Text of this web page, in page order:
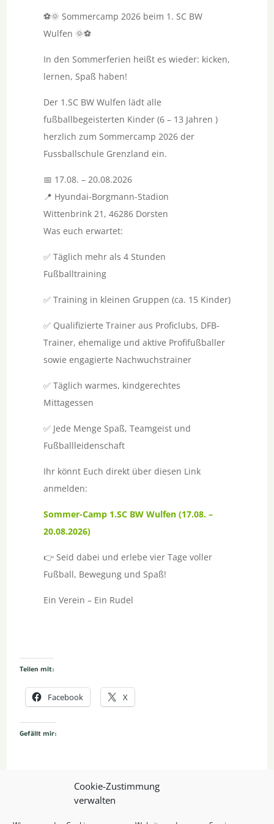
Cookie-Zustimmung
verwalten
⚽🌞 Sommercamp 2026 beim 1. SC BW
Wulfen 🌞⚽
In den Sommerferien heißt es wieder: kicken,
lernen, Spaß haben!
Der 1.SC BW Wulfen lädt alle
fußballbegeisterten Kinder (6 – 13 Jahren )
herzlich zum Sommercamp 2026 der
Fussballschule Grenzland ein.
📅 17.08. – 20.08.2026
📍 Hyundai-Borgmann-Stadion
Wittenbrink 21, 46286 Dorsten
Was euch erwartet:
✅ Täglich mehr als 4 Stunden
Fußballtraining
✅ Training in kleinen Gruppen (ca. 15 Kinder)
✅ Qualifizierte Trainer aus Proficlubs, DFB-
Trainer, ehemalige und aktive Profifußballer
sowie engagierte Nachwuchstrainer
✅ Täglich warmes, kindgerechtes
Mittagessen
✅ Jede Menge Spaß, Teamgeist und
Fußballleidenschaft
Ihr könnt Euch direkt über diesen Link
anmelden:
Sommer-Camp 1.SC BW Wulfen (17.08. –
20.08.2026)
👉 Seid dabei und erlebe vier Tage voller
Fußball, Bewegung und Spaß!
Ein Verein – Ein Rudel
Teilen mit:
Facebook X
Gefällt mir: